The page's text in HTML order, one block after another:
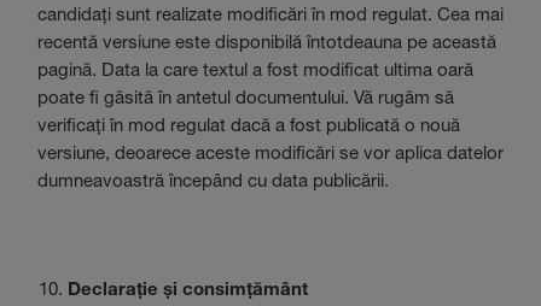
candidați sunt realizate modificări în mod regulat. Cea mai
recentă versiune este disponibilă întotdeauna pe această
pagină. Data la care textul a fost modificat ultima oară
poate fi găsită în antetul documentului. Vă rugăm să
verificați în mod regulat dacă a fost publicată o nouă
versiune, deoarece aceste modificări se vor aplica datelor
dumneavoastră începând cu data publicării.
Declarație și consimțământ